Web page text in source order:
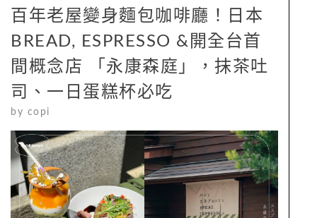
百年老屋變身麵包咖啡廳！日本
BREAD, ESPRESSO &開全台首
間概念店 「永康森庭」，抹茶吐
司、一日蛋糕杯必吃
by copi